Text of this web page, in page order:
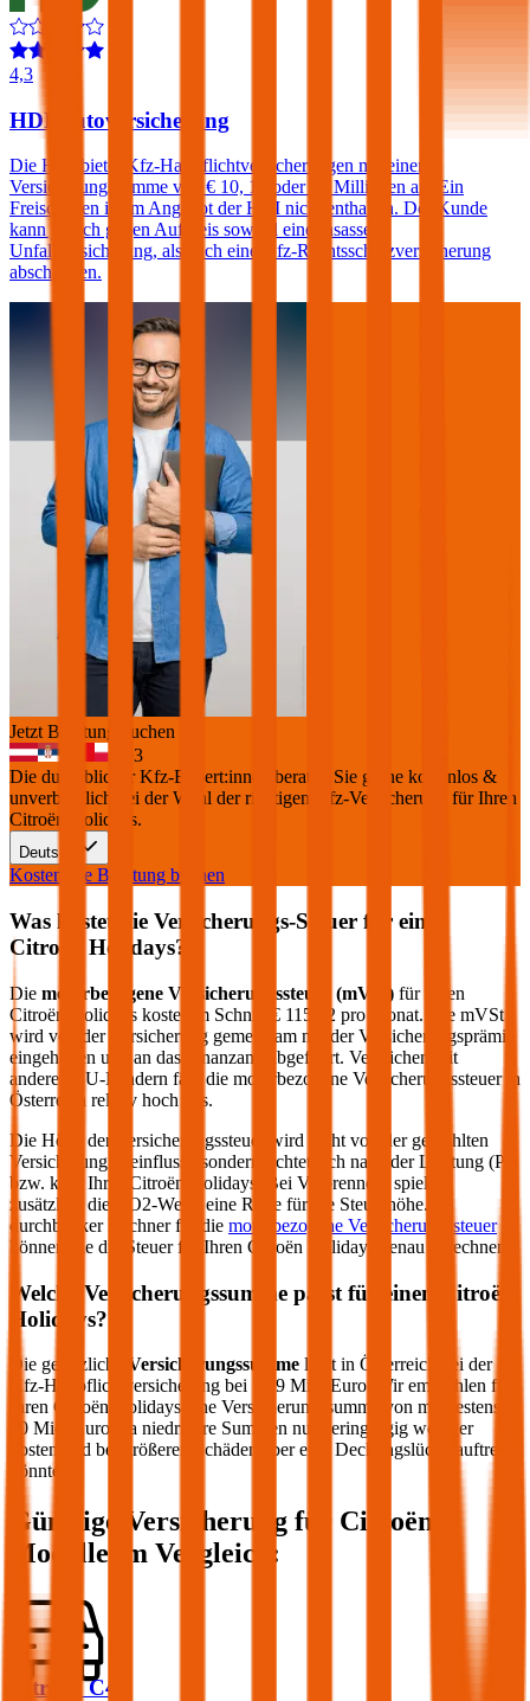
4,3
HDI Autoversicherung
Die HDI bietet Kfz-Haftpflichtversicherungen mit einer
Versicherungssumme von € 10, 15 oder 20 Millionen an. Ein
Freischaden ist im Angebot der HDI nicht enthalten. Der Kunde
kann jedoch gegen Aufpreis sowohl eine Insassen-
Unfallversicherung, als auch eine Kfz-Rechtsschutzversicherung
abschließen.
Jetzt Beratung buchen
+3
Die durchblicker Kfz-Expert:innen beraten Sie gerne kostenlos &
unverbindlich bei der Wahl der richtigen Kfz-Versicherung für Ihren
Citroën Holidays.
Deutsch
Kostenlose Beratung buchen
Was kostet die Versicherungs-Steuer für einen
Citroën
Holidays?
Die motorbezogene Versicherungssteuer (mVSt) für einen
Citroën
Holidays kostet im Schnitt € 115,92 pro Monat. Die mVSt
wird von der Versicherung gemeinsam mit der Versicherungsprämie
eingehoben und an das Finanzamt abgeführt. Verglichen mit
anderen EU-Ländern fällt die motorbezogene Versicherungssteuer in
Österreich relativ hoch aus.
Die Höhe der Versicherungssteuer wird nicht von der gewählten
Versicherung beeinflusst, sondern richtet sich nach der Leistung (PS
bzw. kW) Ihres
Citroën Holidays
. Bei Verbrennern spielen
zusätzlich die CO2-Werte eine Rolle für die Steuerhöhe. Im
durchblicker Rechner für die motorbezogene Versicherungssteuer
können Sie die Steuer für Ihren Citroën Holidays genau berechnen.
Welche Versicherungssumme passt für einen
Citroën
Holidays?
Die gesetzliche Versicherungssumme liegt in Österreich bei der
Kfz-Haftpflichtversicherung bei 7,79 Mio. Euro. Wir empfehlen für
Ihren Citroën Holidays eine Versicherungssumme von mindestens
20 Mio. Euro, da niedrigere Summen nur geringfügig weniger
kosten und bei größeren Schäden aber eine Deckungslücke auftreten
könnte.
Günstige Versicherung für Citroën
Modelle im Vergleich:
Citroën C4